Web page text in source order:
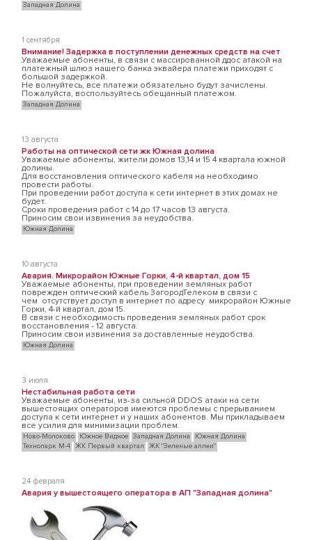
Западная Долина
1 сентября
Внимание! Задержка в поступлении денежных средств на счет
Уважаемые абоненты, в связи с массированной ддос атакой на
платежный шлюз нашего банка эквайера платежи приходят с
большой задержкой.
Не волнуйтесь, все платежи обязательно будут зачислены.
Пожалуйста, воспользуйтесь обещанный платежом.
Западная Долина
13 августа
Работы на оптической сети жк Южная долина
Уважаемые абоненты, жители домов 13,14 и 15 4 квартала южной
долины.
Для восстановления оптического кабеля на необходимо
провести работы.
При проведении работ доступа к сети интернет в этих домах не
будет.
Сроки проведения работ с 14 до 17 часов 13 августа.
Приносим свои извинения за неудобства.
Южная Долина
10 августа
Авария. Микрорайон Южные Горки, 4-й квартал, дом 15
Уважаемые абоненты, при проведении земляных работ
поврежден оптический кабель ЗагородТелеком в связи с
чем отсутствует доступ в интернет по адресу микрорайон Южные
Горки, 4-й квартал, дом 15.
В связи с необходимость проведения земляных работ срок
восстановления - 12 августа.
Приносим свои извинения за доставленные неудобства.
Южная Долина
3 июля
Нестабильная работа сети
Уважаемые абоненты, из-за сильной DDOS атаки на сети
вышестоящих операторов имеются проблемы с прерыванием
доступа к сети интернет и у наших абонентов. Мы прикладываем
все усилия для минимизации проблем.
Ново-Молоково Южное Видное Западная Долина
Южная Долина
Технопарк М-4 ЖК Первый квартал ЖК "Зеленые аллеи"
24 февраля
Авария у вышестоящего оператора в АП "Западная долина"